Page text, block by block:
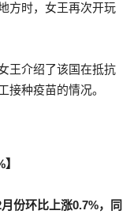
方时，女王再次开玩
王介绍了该国在抵抗
接种疫苗的情况。
】
月份环比上涨0.7%，同